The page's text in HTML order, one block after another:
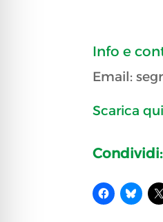
Info e
Email:
Scarica
Condividi: